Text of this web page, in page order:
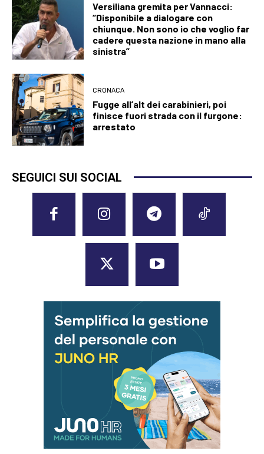
Versiliana gremita per Vannacci:
“Disponibile a dialogare con
chiunque. Non sono io che voglio far
cadere questa nazione in mano alla
sinistra”
CRONACA
Fugge all’alt dei carabinieri, poi
finisce fuori strada con il furgone:
arrestato
SEGUICI SUI SOCIAL